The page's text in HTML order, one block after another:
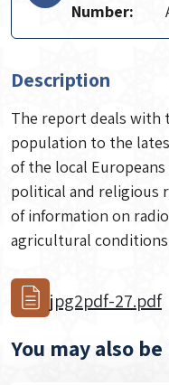
Number:
Description
The report deals with
population to the
of the local
political and religious
of information on
agricultural conditions
jpg2pdf-27.pdf
You may also